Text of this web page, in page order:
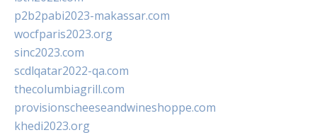
p2b2pabi2023-makassar.com
wocfparis2023.org
sinc2023.com
scdlqatar2022-qa.com
thecolumbiagrill.com
provisionscheeseandwineshoppe.com
khedi2023.org